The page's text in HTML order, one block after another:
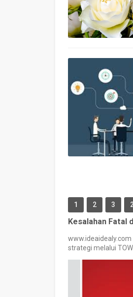
1 2 3
Kesalahan Fatal
strategi melalui